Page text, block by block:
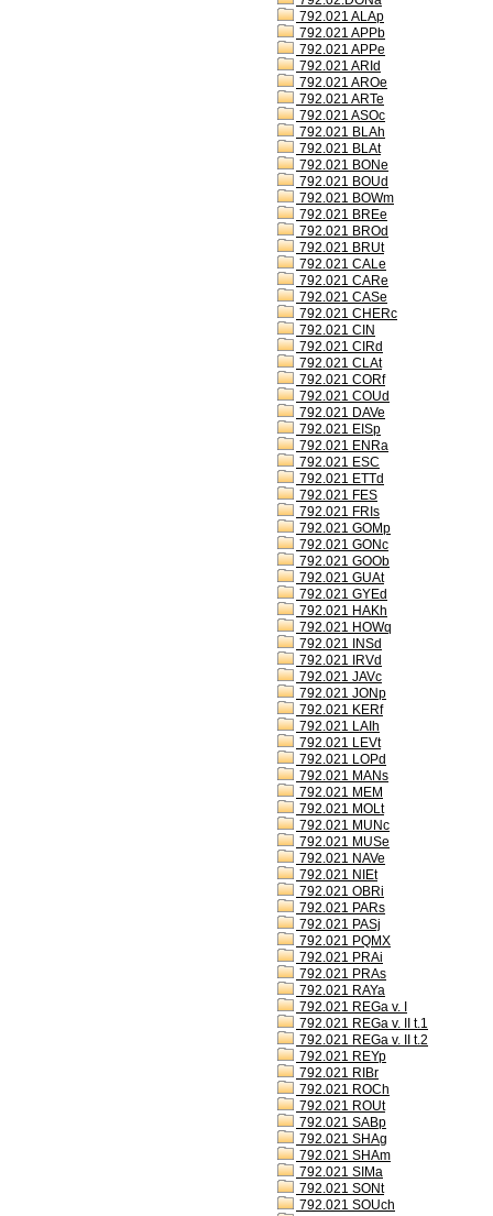
792.021 ALAp
792.021 APPb
792.021 APPe
792.021 ARId
792.021 AROe
792.021 ARTe
792.021 ASOc
792.021 BLAh
792.021 BLAt
792.021 BONe
792.021 BOUd
792.021 BOWm
792.021 BREe
792.021 BROd
792.021 BRUt
792.021 CALe
792.021 CARe
792.021 CASe
792.021 CHERc
792.021 CIN
792.021 CIRd
792.021 CLAt
792.021 CORf
792.021 COUd
792.021 DAVe
792.021 EISp
792.021 ENRa
792.021 ESC
792.021 ETTd
792.021 FES
792.021 FRIs
792.021 GOMp
792.021 GONc
792.021 GOOb
792.021 GUAt
792.021 GYEd
792.021 HAKh
792.021 HOWq
792.021 INSd
792.021 IRVd
792.021 JAVc
792.021 JONp
792.021 KERf
792.021 LAIh
792.021 LEVt
792.021 LOPd
792.021 MANs
792.021 MEM
792.021 MOLt
792.021 MUNc
792.021 MUSe
792.021 NAVe
792.021 NIEt
792.021 OBRi
792.021 PARs
792.021 PASj
792.021 PQMX
792.021 PRAi
792.021 PRAs
792.021 RAYa
792.021 REGa v. I
792.021 REGa v. II t.1
792.021 REGa v. II t.2
792.021 REYp
792.021 RIBr
792.021 ROCh
792.021 ROUt
792.021 SABp
792.021 SHAg
792.021 SHAm
792.021 SIMa
792.021 SONt
792.021 SOUch